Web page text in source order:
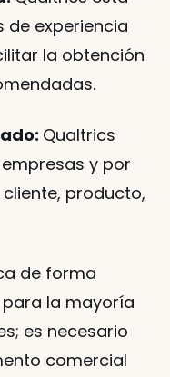
de experiencia
la obtención
Qualtrics
y por
producto,
de forma
la mayoría
es necesario
comercial